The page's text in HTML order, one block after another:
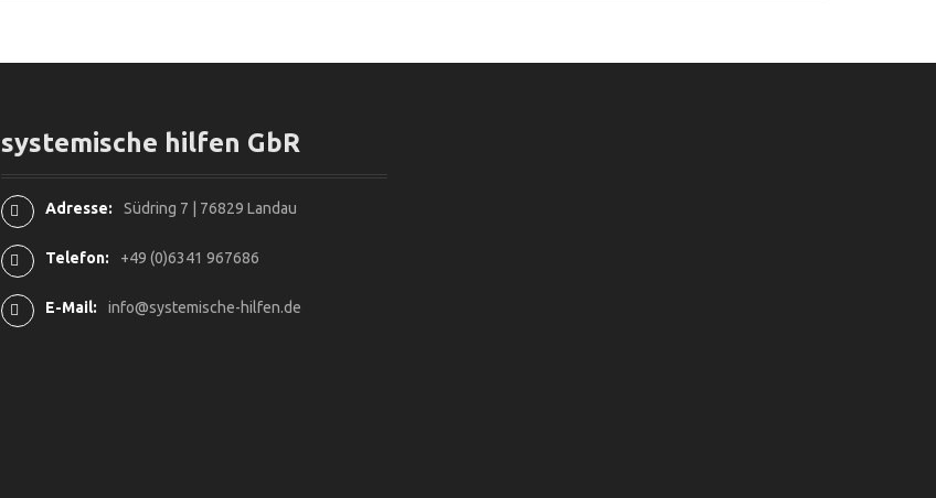
systemische hilfen GbR
Adresse: Südring 7 | 76829 Landau
Telefon: +49 (0)6341 967686
E-Mail: info@systemische-hilfen.de